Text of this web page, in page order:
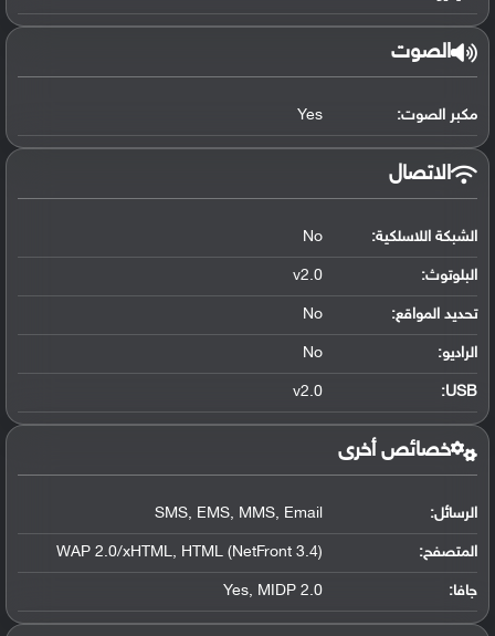
الصوت
مكبر الصوت: Yes
الاتصال
الشبكة اللاسلكية: No
البلوتوث:
v2.0
تحديد المواقع:
No
الراديو: No
USB
:
v2.0
خصائص أخرى
الرسائل: SMS, EMS, MMS, Email
المتصفح: WAP 2.0/xHTML, HTML (NetFront 3.4)
جافا: Yes, MIDP 2.0